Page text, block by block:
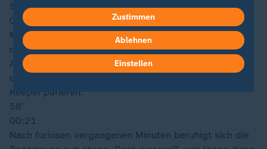
59′
00:23
Maignan ist nach einer Rice-Ecke von der linken Seite
durch einen Kopfballabschluss von Toney gefordert.
Auch Watkins bekommt noch leicht die Fußspitze an
das Leder, aber nicht mehr entscheidend. So kann der
Keeper parieren.
58′
00:21
Nach furiosen vergangenen Minuten beruhigt sich die
Zustimmen
Ablehnen
Einstellen